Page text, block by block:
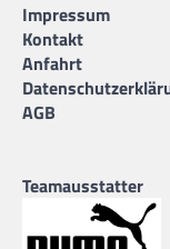
Impressum
Kontakt
Anfahrt
AGB
Teamausstatter